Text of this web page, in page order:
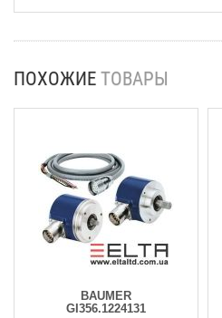
ПОХОЖИЕ ТОВАРЫ
BAUMER
GI356.1224131